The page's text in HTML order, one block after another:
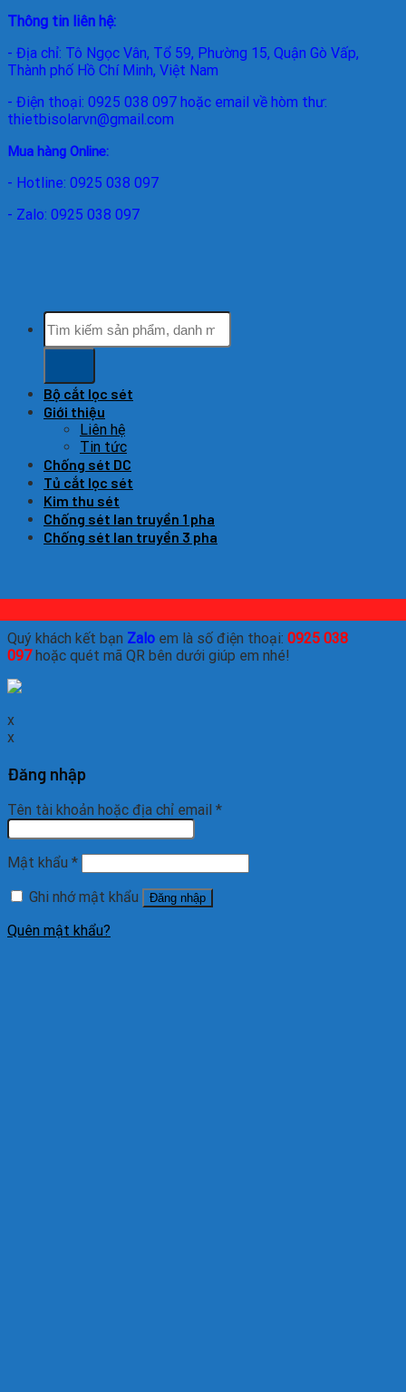
Thông tin liên hệ:
- Địa chỉ: Tô Ngọc Vân, Tổ 59, Phường 15, Quận Gò Vấp,
Thành phố Hồ Chí Minh, Việt Nam
- Điện thoại: 0925 038 097 hoặc email về hòm thư:
thietbisolarvn@gmail.com
Mua hàng Online:
- Hotline: 0925 038 097
- Zalo: 0925 038 097
Tìm
kiếm:
Bộ cắt lọc sét
Giới thiệu
Liên hệ
Tin tức
Chống sét DC
Tủ cắt lọc sét
Kim thu sét
Chống sét lan truyền 1 pha
Chống sét lan truyền 3 pha
Quý khách kết bạn Zalo em là số điện thoại: 0925 038
097hoặc quét mã QR bên dưới giúp em nhé!
x
x
Đăng nhập
Tên tài khoản hoặc địa chỉ email *
Mật khẩu *
Ghi nhớ mật khẩu
Đăng nhập
Quên mật khẩu?